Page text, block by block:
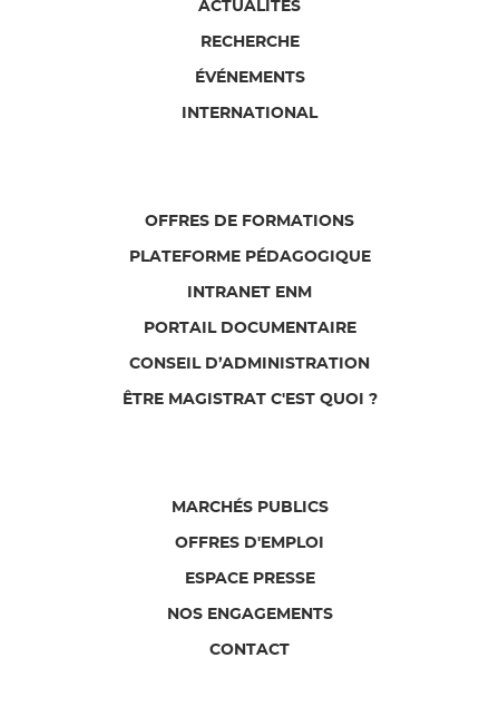
ACTUALITÉS
RECHERCHE
ÉVÉNEMENTS
INTERNATIONAL
OFFRES DE FORMATIONS
PLATEFORME PÉDAGOGIQUE
INTRANET ENM
PORTAIL DOCUMENTAIRE
CONSEIL D’ADMINISTRATION
ÊTRE MAGISTRAT C'EST QUOI ?
MARCHÉS PUBLICS
OFFRES D'EMPLOI
ESPACE PRESSE
NOS ENGAGEMENTS
CONTACT